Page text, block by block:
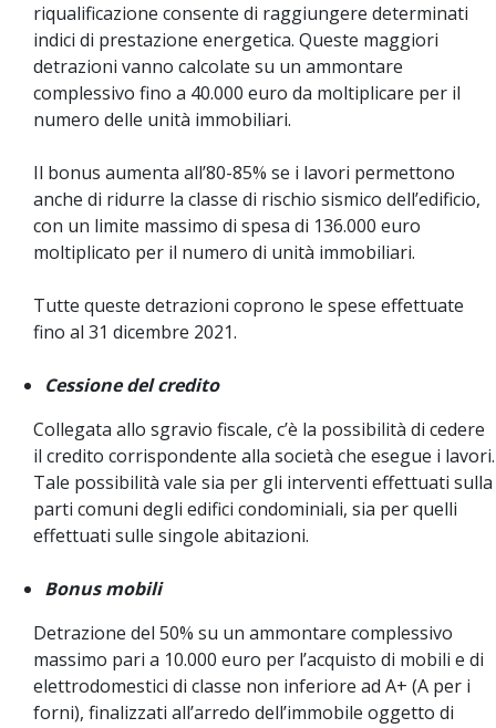
riqualificazione consente di raggiungere determinati
indici di prestazione energetica. Queste maggiori
detrazioni vanno calcolate su un ammontare
complessivo fino a 40.000 euro da moltiplicare per il
numero delle unità immobiliari.
Il bonus aumenta all’80-85% se i lavori permettono
anche di ridurre la classe di rischio sismico dell’edificio,
con un limite massimo di spesa di 136.000 euro
moltiplicato per il numero di unità immobiliari.
Tutte queste detrazioni coprono le spese effettuate
fino al 31 dicembre 2021.
Cessione del credito
Collegata allo sgravio fiscale, c’è la possibilità di cedere
il credito corrispondente alla società che esegue i lavori.
Tale possibilità vale sia per gli interventi effettuati sulla
parti comuni degli edifici condominiali, sia per quelli
effettuati sulle singole abitazioni.
Bonus mobili
Detrazione del 50% su un ammontare complessivo
massimo pari a 10.000 euro per l’acquisto di mobili e di
elettrodomestici di classe non inferiore ad A+ (A per i
forni), finalizzati all’arredo dell’immobile oggetto di